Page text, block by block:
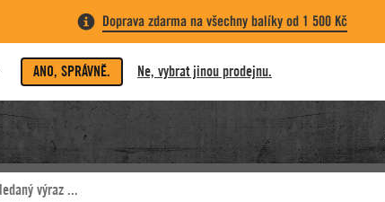
Doprava zdarma na všechny balíky od 1 500 Kč
ANO, SPRÁVNĚ. Ne, vybrat jinou prodejnu.